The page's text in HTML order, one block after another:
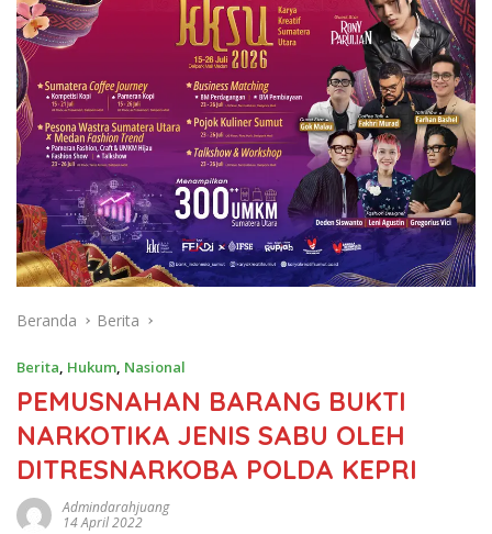
Beranda Berita
Berita, Hukum, Nasional
PEMUSNAHAN BARANG BUKTI
NARKOTIKA JENIS SABU OLEH
DITRESNARKOBA POLDA KEPRI
Admindarahjuang
14 April 2022